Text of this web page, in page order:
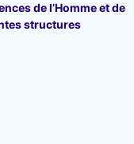
de l’Homme et de
structures